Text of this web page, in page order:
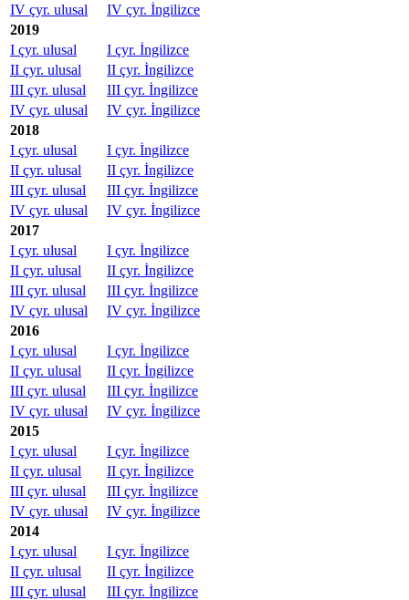
IV çyr. ulusal
IV çyr. İngilizce
2019
I çyr. ulusal
I çyr. İngilizce
II çyr. ulusal
II çyr. İngilizce
III çyr. ulusal
III çyr. İngilizce
IV çyr. ulusal
IV çyr. İngilizce
2018
I çyr. ulusal
I çyr. İngilizce
II çyr. ulusal
II çyr. İngilizce
III çyr. ulusal
III çyr. İngilizce
IV çyr. ulusal
IV çyr. İngilizce
2017
I çyr. ulusal
I çyr. İngilizce
II çyr. ulusal
II çyr. İngilizce
III çyr. ulusal
III çyr. İngilizce
IV çyr. ulusal
IV çyr. İngilizce
2016
I çyr. ulusal
I çyr. İngilizce
II çyr. ulusal
II çyr. İngilizce
III çyr. ulusal
III çyr. İngilizce
IV çyr. ulusal
IV çyr. İngilizce
2015
I çyr. ulusal
I çyr. İngilizce
II çyr. ulusal
II çyr. İngilizce
III çyr. ulusal
III çyr. İngilizce
IV çyr. ulusal
IV çyr. İngilizce
2014
I çyr. ulusal
I çyr. İngilizce
II çyr. ulusal
II çyr. İngilizce
III çyr. ulusal
III çyr. İngilizce